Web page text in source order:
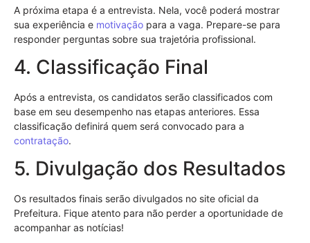
A próxima etapa é a entrevista. Nela, você poderá mostrar
sua experiência e motivação para a vaga. Prepare-se para
responder perguntas sobre sua trajetória profissional.
4. Classificação Final
Após a entrevista, os candidatos serão classificados com
base em seu desempenho nas etapas anteriores. Essa
classificação definirá quem será convocado para a
contratação.
5. Divulgação dos Resultados
Os resultados finais serão divulgados no site oficial da
Prefeitura. Fique atento para não perder a oportunidade de
acompanhar as notícias!